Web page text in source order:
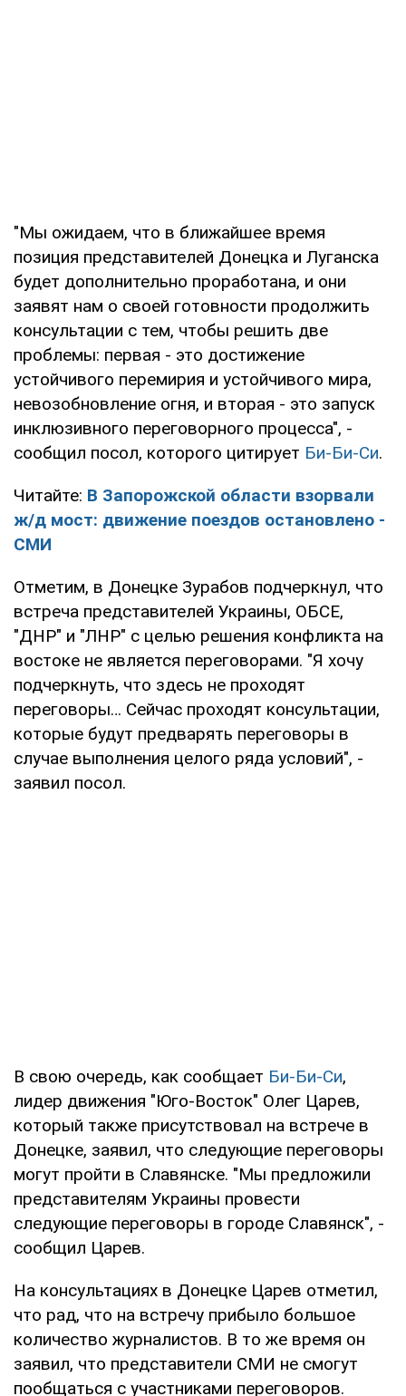
"Мы ожидаем, что в ближайшее время
позиция представителей Донецка и Луганска
будет дополнительно проработана, и они
заявят нам о своей готовности продолжить
консультации с тем, чтобы решить две
проблемы: первая - это достижение
устойчивого перемирия и устойчивого мира,
невозобновление огня, и вторая - это запуск
инклюзивного переговорного процесса", -
сообщил посол, которого цитирует Би-Би-Си.
Читайте: В Запорожской области взорвали
ж/д мост: движение поездов остановлено -
СМИ
Отметим, в Донецке Зурабов подчеркнул, что
встреча представителей Украины, ОБСЕ,
"ДНР" и "ЛНР" с целью решения конфликта на
востоке не является переговорами. "Я хочу
подчеркнуть, что здесь не проходят
переговоры… Сейчас проходят консультации,
которые будут предварять переговоры в
случае выполнения целого ряда условий", -
заявил посол.
В свою очередь, как сообщает Би-Би-Си,
лидер движения "Юго-Восток" Олег Царев,
который также присутствовал на встрече в
Донецке, заявил, что следующие переговоры
могут пройти в Славянске. "Мы предложили
представителям Украины провести
следующие переговоры в городе Славянск", -
сообщил Царев.
На консультациях в Донецке Царев отметил,
что рад, что на встречу прибыло большое
количество журналистов. В то же время он
заявил, что представители СМИ не смогут
пообщаться с участниками переговоров.